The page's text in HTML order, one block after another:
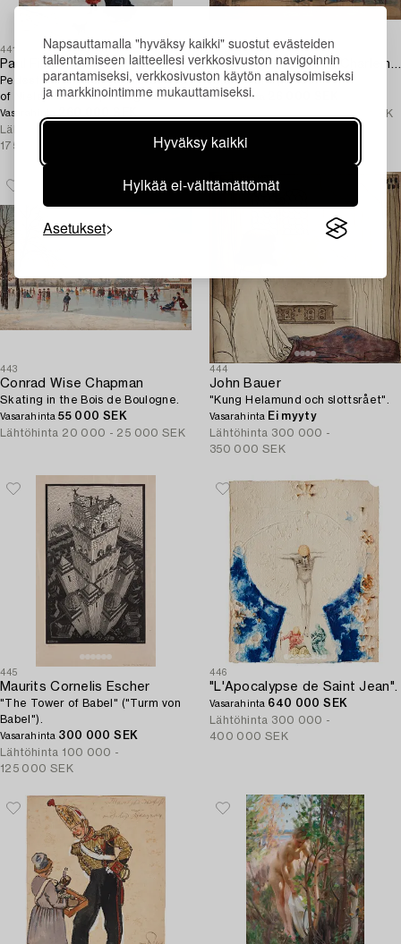
Napsauttamalla "hyväksy kaikki" suostut evästeiden
tallentamiseen laitteellesi verkkosivuston navigoinnin
parantamiseksi, verkkosivuston käytön analysoimiseksi
ja markkinointimme mukauttamiseksi.
Hyväksy kaikki
Hylkää ei-välttämättömät
Asetukset
441
Paul Fischer
Pedestrians in front of the Statue
of Niels Juel in Copenhagen.
Vasarahinta
Lähtöhinta
175 000 SEK
442
Adolf Jossifowitsch Charlemagne
Interior of a palace.
Vasarahinta
30 000 - 35 000 SEK
443
Conrad Wise Chapman
Skating in the Bois de Boulogne.
Vasarahinta55 000 SEK
Lähtöhinta 20 000 - 25 000 SEK
444
John Bauer
"Kung Helamund och slottsrået".
Vasarahinta Ei myyty
Lähtöhinta 300 000 -
350 000 SEK
445
Maurits Cornelis Escher
"The Tower of Babel" ("Turm von
Babel").
Vasarahinta 300 000 SEK
Lähtöhinta 100 000 -
125 000 SEK
446
"L'Apocalypse de Saint Jean".
Vasarahinta 640 000 SEK
Lähtöhinta 300 000 -
400 000 SEK